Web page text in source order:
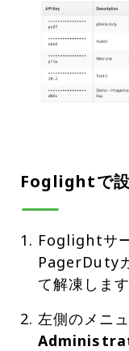
Foglightで
Foglightサ
PagerDuty
て解凍します
左側のメニ